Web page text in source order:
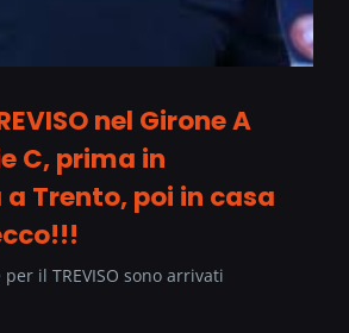
nel Girone A
C, prima in
Trento, poi in casa
per il TREVISO sono arrivati